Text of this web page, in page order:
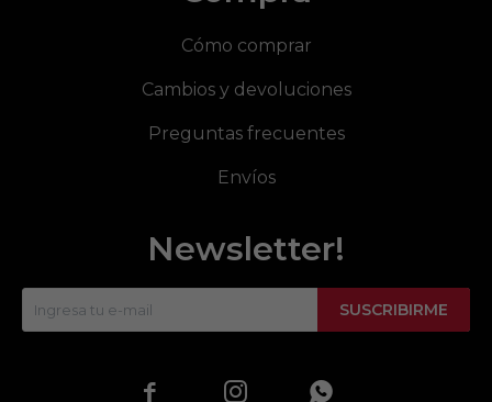
Cómo comprar
Cambios y devoluciones
Preguntas frecuentes
Envíos
Newsletter!
SUSCRIBIRME
  